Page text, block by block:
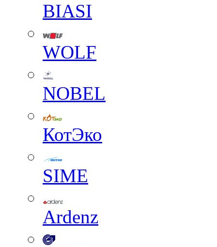
BIASI
WOLF
NOBEL
КотЭко
SIME
Ardenz